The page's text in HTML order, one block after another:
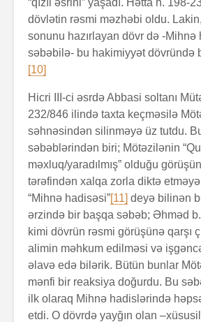
“qızıl əsrini” yaşadı. Hətta h. 198-
dövlətin rəsmi məzhəbi oldu.
sonunu hazırlayan dövr də -Mihnə
səbəbilə- bu hakimiyyət dövründə
[10]
Hicri III-ci əsrdə Abbasi soltanı
232/846 ilində taxta keçməsilə
səhnəsindən silinməyə üz tutdu.
səbəblərindən biri; Mötəzilənin
məxluq/yaradılmış” olduğu
tərəfindən xalqa zorla diktə etməyə
“Mihnə hadisəsi”[11] deyə bilinən
ərzində bir başqa səbəb; Əhməd
kimi dövrün rəsmi görüşünə qarşı
alimin məhkum edilməsi və
əlavə edə bilərik. Bütün bunlar
mənfi bir reaksiya doğurdu. Bu
ilk olaraq Mihnə hadislərində
etdi. O dövrdə yayğın olan